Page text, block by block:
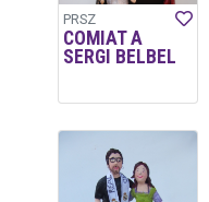
PRSZ
COMIAT A
SERGI BELBEL